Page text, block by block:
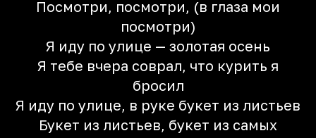
Посмотри, посмотри, (в глаза мои
посмотри)
Я иду по улице — золотая осень
Я тебе вчера соврал, что курить я
бросил
Я иду по улице, в руке букет из листьев
Букет из листьев, букет из самых